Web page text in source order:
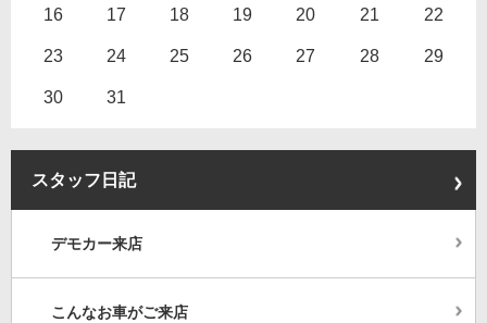
16 17 18 19 20 21 22
23 24 25 26 27 28 29
30 31
スタッフ日記
デモカー来店
こんなお車がご来店